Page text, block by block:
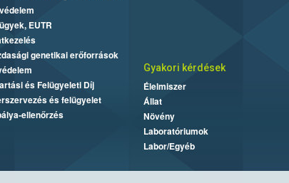
EUTR
genetikai erőforrások
és Felügyeleti Díj
és felügyelet
ellenőrzés
Gyakori kérdések
Élelmiszer
Állat
Növény
Laboratóriumok
Labor/Egyéb